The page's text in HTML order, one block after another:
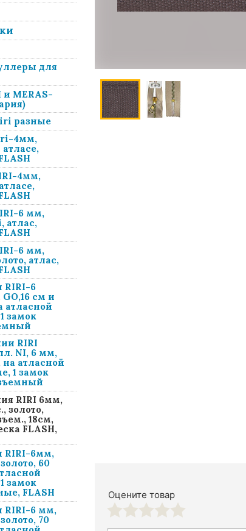
для
MERAS-
разные
4мм,
4мм,
6 мм,
атлас,
6 мм,
атлас,
RIRI-6
см и
атласной
замок
RIRI
NI, 6 мм,
на атласной
1 замок
RIRI 6мм,
золото,
18см,
FLASH,
RIRI-6мм,
60
замок
FLASH
RIRI-6 мм,
70
Оцените товар